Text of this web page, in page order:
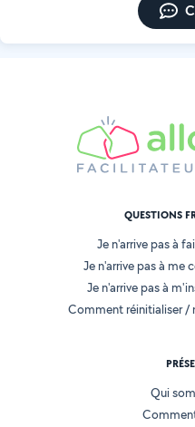
QUESTIONS
Je n'arrive pas à
Je n'arrive pas à me
Je n'arrive pas à
Comment réinitialiser /
Qui